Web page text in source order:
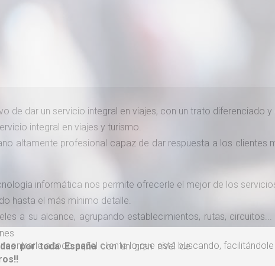
por toda Españacon un gran nivel de
Islas Cíes
Cíes.
de dar un servicio integral en viajes, con un trato diferenciado
integral en viajes y turismo.
altamente profesional capaz de dar respuesta a los clientes
informática nos permite ofrecerle el mejor de los
hasta el más mínimo detalle.
a su alcance, agrupando establecimientos, rutas,
a todo aquel cliente lo que está buscando,